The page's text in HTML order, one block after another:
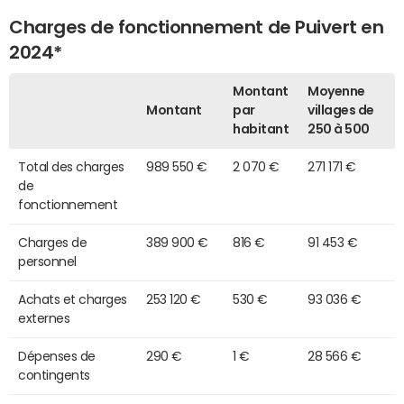
Charges de fonctionnement de Puivert en
2024*
Montant
Montant
par
habitant
Moyenne
villages de
250 à 500
Total des charges
de
fonctionnement
989 550 € 2 070 € 271 171 €
Charges de
personnel
389 900 € 816 € 91 453 €
Achats et charges
externes
253 120 € 530 € 93 036 €
Dépenses de
contingents
290 € 1 € 28 566 €